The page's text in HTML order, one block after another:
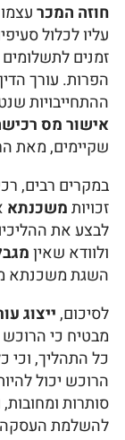
חוזה המכר
עליו לכלול
זמנים
הפרות. עורך
ההתחייבויות
אישור מס
שקיימים, מאת
במקרים רבים,
זכויותמשכנתא
לבצע את
ולוודא שאין
השגת משכנתא
לסיכום,ייצוג
מבטיח כי הרוכש
כל התהליך, וכי
הרוכש יכול
סותרות
להשלמת העסקה